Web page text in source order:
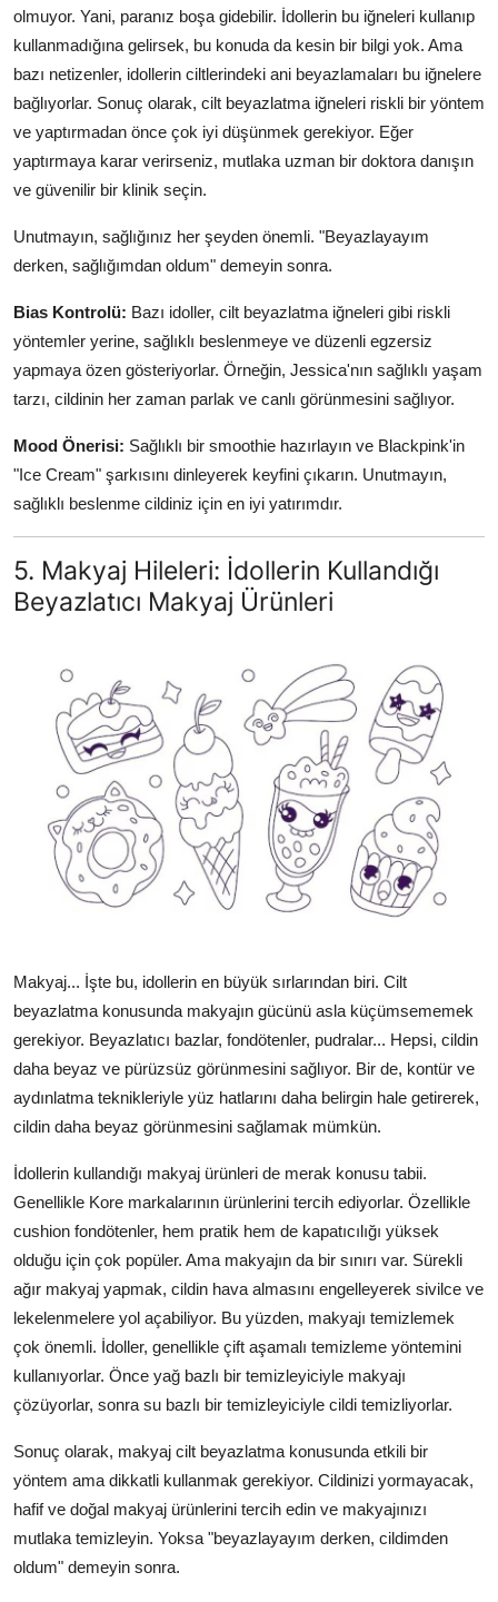
olmuyor. Yani, paranız boşa gidebilir. İdollerin bu iğneleri kullanıp
kullanmadığına gelirsek, bu konuda da kesin bir bilgi yok. Ama
bazı netizenler, idollerin ciltlerindeki ani beyazlamaları bu iğnelere
bağlıyorlar. Sonuç olarak, cilt beyazlatma iğneleri riskli bir yöntem
ve yaptırmadan önce çok iyi düşünmek gerekiyor. Eğer
yaptırmaya karar verirseniz, mutlaka uzman bir doktora danışın
ve güvenilir bir klinik seçin.
Unutmayın, sağlığınız her şeyden önemli. "Beyazlayayım
derken, sağlığımdan oldum" demeyin sonra.
Bias Kontrolü: Bazı idoller, cilt beyazlatma iğneleri gibi riskli
yöntemler yerine, sağlıklı beslenmeye ve düzenli egzersiz
yapmaya özen gösteriyorlar. Örneğin, Jessica'nın sağlıklı yaşam
tarzı, cildinin her zaman parlak ve canlı görünmesini sağlıyor.
Mood Önerisi: Sağlıklı bir smoothie hazırlayın ve Blackpink'in
"Ice Cream" şarkısını dinleyerek keyfini çıkarın. Unutmayın,
sağlıklı beslenme cildiniz için en iyi yatırımdır.
5. Makyaj Hileleri: İdollerin Kullandığı
Beyazlatıcı Makyaj Ürünleri
Makyaj... İşte bu, idollerin en büyük sırlarından biri. Cilt
beyazlatma konusunda makyajın gücünü asla küçümsememek
gerekiyor. Beyazlatıcı bazlar, fondötenler, pudralar... Hepsi, cildin
daha beyaz ve pürüzsüz görünmesini sağlıyor. Bir de, kontür ve
aydınlatma teknikleriyle yüz hatlarını daha belirgin hale getirerek,
cildin daha beyaz görünmesini sağlamak mümkün.
İdollerin kullandığı makyaj ürünleri de merak konusu tabii.
Genellikle Kore markalarının ürünlerini tercih ediyorlar. Özellikle
cushion fondötenler, hem pratik hem de kapatıcılığı yüksek
olduğu için çok popüler. Ama makyajın da bir sınırı var. Sürekli
ağır makyaj yapmak, cildin hava almasını engelleyerek sivilce ve
lekelenmelere yol açabiliyor. Bu yüzden, makyajı temizlemek
çok önemli. İdoller, genellikle çift aşamalı temizleme yöntemini
kullanıyorlar. Önce yağ bazlı bir temizleyiciyle makyajı
çözüyorlar, sonra su bazlı bir temizleyiciyle cildi temizliyorlar.
Sonuç olarak, makyaj cilt beyazlatma konusunda etkili bir
yöntem ama dikkatli kullanmak gerekiyor. Cildinizi yormayacak,
hafif ve doğal makyaj ürünlerini tercih edin ve makyajınızı
mutlaka temizleyin. Yoksa "beyazlayayım derken, cildimden
oldum" demeyin sonra.